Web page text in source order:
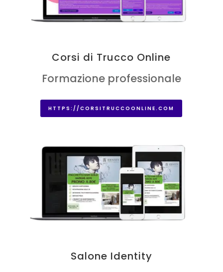
Corsi di Trucco Online
Formazione professionale
HTTPS://CORSITRUCCOONLINE.COM
Salone Identity